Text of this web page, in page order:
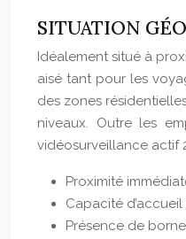
SITUATION
Idéalement situé à
aisé tant pour les
des zones
niveaux. Outre les
vidéosurveillance actif
Proximité
Capacité
Présence de